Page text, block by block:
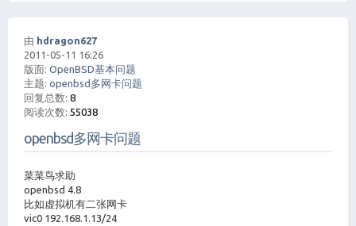
由 hdragon627
2011-05-11 16:26
版面: OpenBSD基本问题
主题: openbsd多网卡问题
回复总数: 8
阅读次数: 55038
openbsd多网卡问题
菜菜鸟求助
openbsd 4.8
比如虚拟机有二张网卡
vic0 192.168.1.13/24